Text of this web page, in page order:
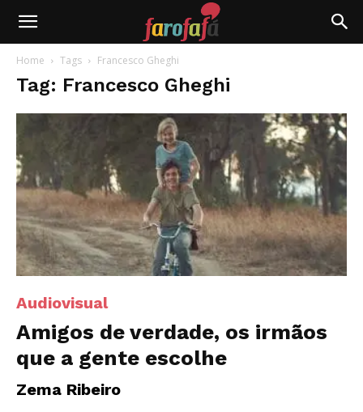
Farofafá
Home Tags Francesco Gheghi
Tag: Francesco Gheghi
Audiovisual
Amigos de verdade, os irmãos
que a gente escolhe
Zema Ribeiro